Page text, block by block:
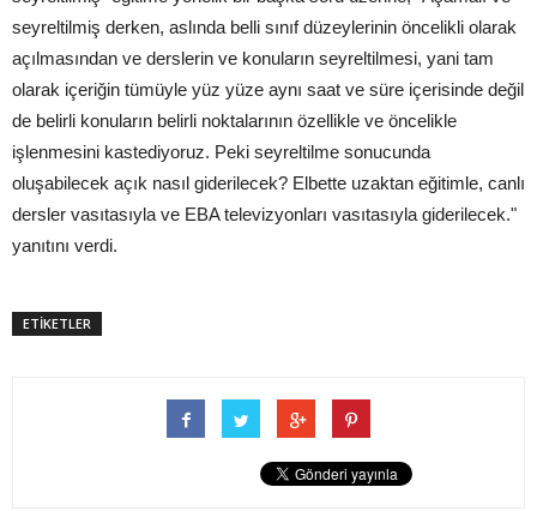
seyreltilmiş derken, aslında belli sınıf düzeylerinin öncelikli olarak
açılmasından ve derslerin ve konuların seyreltilmesi, yani tam
olarak içeriğin tümüyle yüz yüze aynı saat ve süre içerisinde değil
de belirli konuların belirli noktalarının özellikle ve öncelikle
işlenmesini kastediyoruz. Peki seyreltilme sonucunda
oluşabilecek açık nasıl giderilecek? Elbette uzaktan eğitimle, canlı
dersler vasıtasıyla ve EBA televizyonları vasıtasıyla giderilecek."
yanıtını verdi.
ETİKETLER